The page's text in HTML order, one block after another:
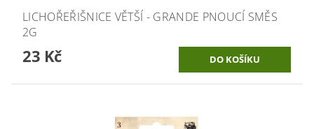
LICHOŘEŘIŠNICE VĚTŠÍ - GRANDE PNOUCÍ SMĚS
2G
23 Kč